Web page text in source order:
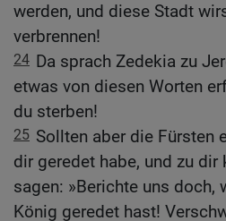
werden, und diese Stadt
verbrennen!
24 Da sprach Zedekia zu
etwas von diesen Worten
du sterben!
25 Sollten aber die Fürsten
dir geredet habe, und zu
sagen: »Berichte uns doch,
König geredet hast!